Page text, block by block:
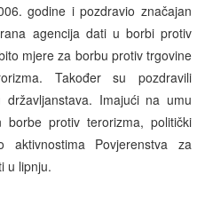
godine i pozdravio značajan
agencija dati u borbi protiv
mjere za borbu protiv trgovine
Također su pozdravili
Imajući na umu
protiv terorizma, politički
Povjerenstva za
u lipnju.